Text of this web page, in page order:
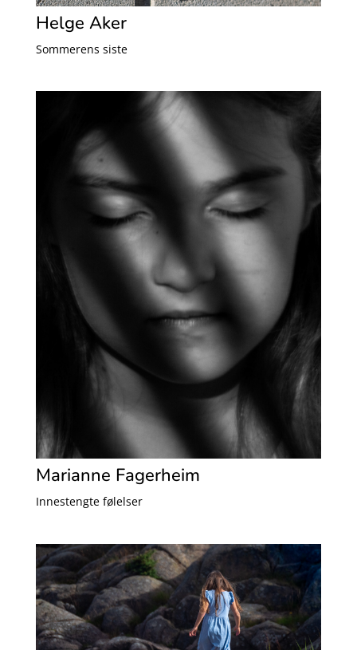
Helge Aker
Sommerens siste
Marianne Fagerheim
Innestengte følelser